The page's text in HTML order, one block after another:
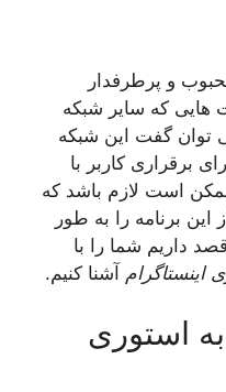
و پرطرفدار
هایی که سایر شبکه
توان گفت این شبکه
برقراری کاربر با
است لازم باشد که
برنامه را به طور
داریم شما را با
اینستاگرام آشنا کنیم.
استوری